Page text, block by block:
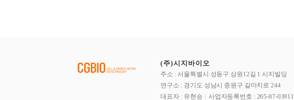
(주)시지바이오
주소 : 서울특별시 성동구 상원12길 1 시지빌딩
연구소 : 경기도 성남시 중원구 갈마치로 244
대표자 : 유현승
사업자등록번호 : 265-87-03911